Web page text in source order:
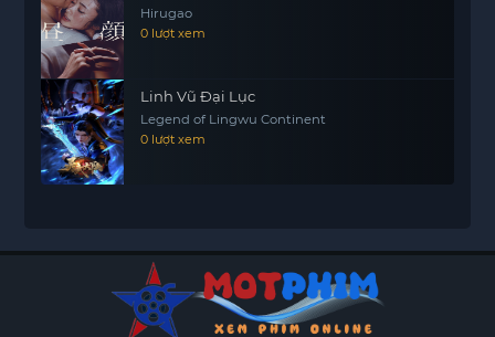
Hirugao
0 lượt xem
Linh Vũ Đại Lục
Legend of Lingwu Continent
0 lượt xem